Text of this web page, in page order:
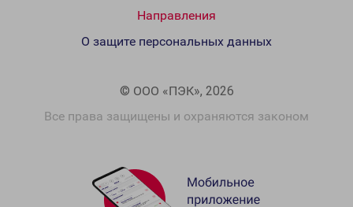
Направления
© ООО «ПЭК», 2026
Все права защищены и охраняются законом
О защите персональных данных